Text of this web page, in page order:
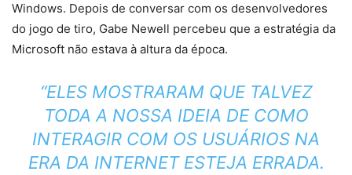
Windows. Depois de conversar com os desenvolvedores
do jogo de tiro, Gabe Newell percebeu que a estratégia da
Microsoft não estava à altura da época.
“ELES MOSTRARAM QUE TALVEZ
TODA A NOSSA IDEIA DE COMO
INTERAGIR COM OS USUÁRIOS NA
ERA DA INTERNET ESTEJA ERRADA.